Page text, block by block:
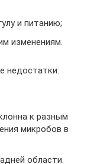
и питанию;
изменениям.
недостатки:
к разным
микробов в
области.